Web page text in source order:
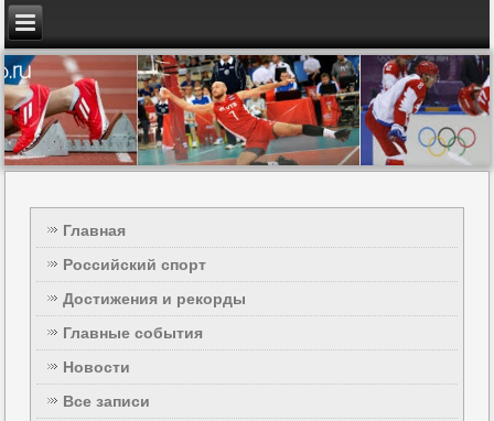
Главная
Российский спорт
Достижения и рекорды
Главные события
Новости
Все записи